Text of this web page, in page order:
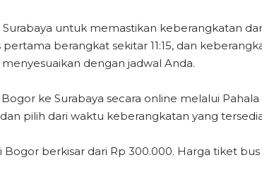
untuk memastikan keberangkatan
berangkat sekitar 11:15, dan
dengan jadwal Anda.
ke Surabaya secara online melalui
pilih dari waktu keberangkatan yang
berkisar dari Rp 300.000. Harga tiket